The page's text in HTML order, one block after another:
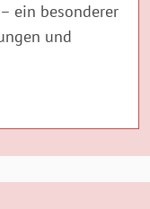
ein besonderer
und